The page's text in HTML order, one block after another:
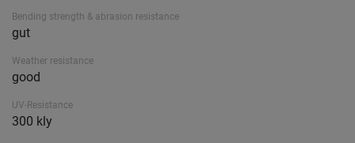
Bending strength & abrasion resistance
gut
Weather resistance
good
UV-Resistance
300 kly